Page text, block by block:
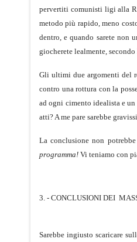
pervertiti comunisti ligi alla
metodo più rapido, meno
dentro, e quando sarete non
giocherete lealmente, secondo
Gli ultimi due argomenti del
contro una rottura con la
ad ogni cimento idealista e
atti? A me pare sarebbe
La conclusione non
programma! Vi teniamo con
3. - CONCLUSIONI DEI
Sarebbe ingiusto scaricare